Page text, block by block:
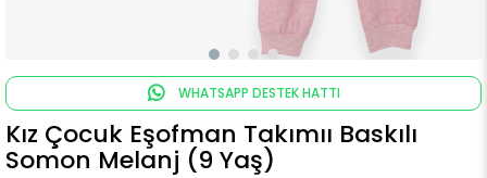
WHATSAPP DESTEK HATTI
Kız Çocuk Eşofman Takımıı Baskılı
Somon Melanj (9 Yaş)